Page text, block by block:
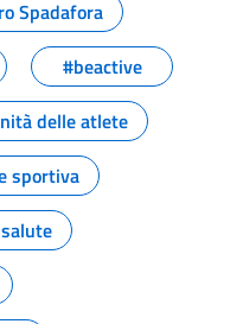
Spadafora
#beactive
delle atlete
sportiva